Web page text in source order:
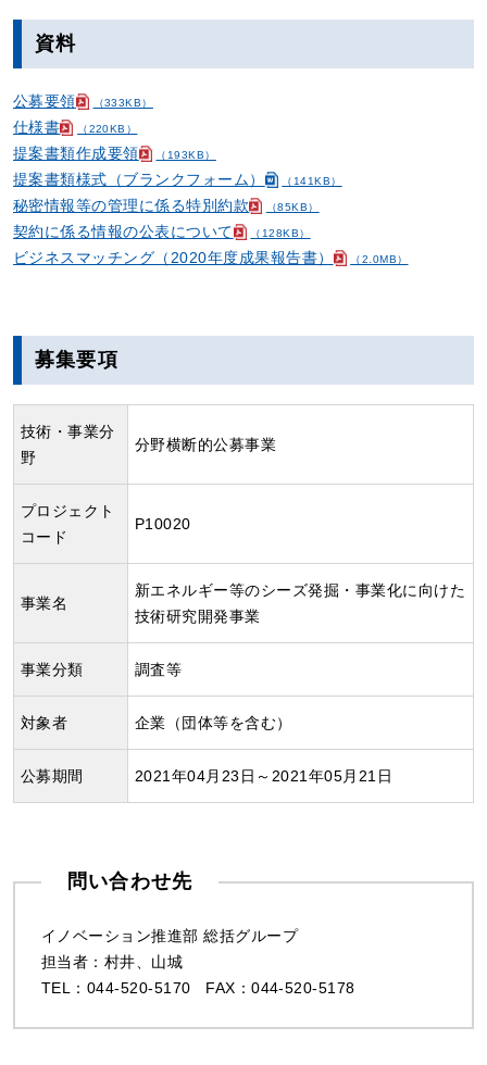
資料
公募要領 （333KB）
仕様書 （220KB）
提案書類作成要領 （193KB）
提案書類様式（ブランクフォーム） （141KB）
秘密情報等の管理に係る特別約款 （85KB）
契約に係る情報の公表について （128KB）
ビジネスマッチング（2020年度成果報告書） （2.0MB）
募集要項
技術・事業分
野
分野横断的公募事業
プロジェクト
コード
P10020
事業名
新エネルギー等のシーズ発掘・事業化に向けた
技術研究開発事業
事業分類 調査等
対象者 企業（団体等を含む）
公募期間 2021年04月23日～2021年05月21日
問い合わせ先
イノベーション推進部 総括グループ
担当者：村井、山城
TEL：044-520-5170 FAX：044-520-5178